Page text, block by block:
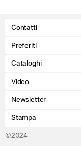
Contatti
Preferiti
Cataloghi
Video
Newsletter
Stampa
©2024